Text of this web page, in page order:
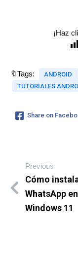
¡Haz
🔖Tags: ANDROID
TUTORIALES
Share on
Previous
Cómo
WhatsApp en
Windows 11